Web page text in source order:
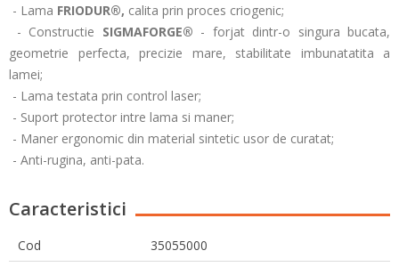
- Lama FRIODUR®, calita prin proces criogenic;
- Constructie SIGMAFORGE® - forjat dintr-o singura bucata,
geometrie perfecta, precizie mare, stabilitate imbunatatita a
lamei;
- Lama testata prin control laser;
- Suport protector intre lama si maner;
- Maner ergonomic din material sintetic usor de curatat;
- Anti-rugina, anti-pata.
Caracteristici
Cod 35055000